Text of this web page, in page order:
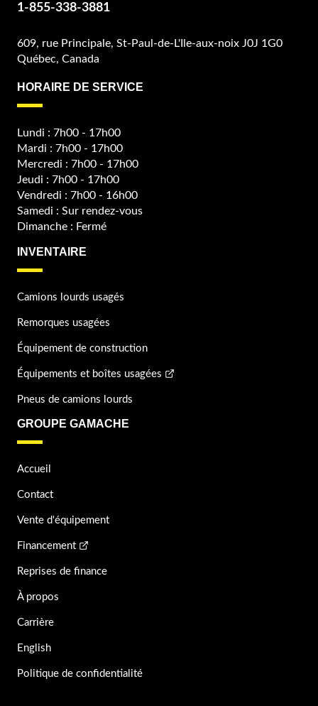
1-855-338-3881
609, rue Principale, St-Paul-de-L'Ile-aux-noix J0J 1G0
Québec, Canada
HORAIRE DE SERVICE
Lundi : 7h00 - 17h00
Mardi : 7h00 - 17h00
Mercredi : 7h00 - 17h00
Jeudi : 7h00 - 17h00
Vendredi : 7h00 - 16h00
Samedi : Sur rendez-vous
Dimanche : Fermé
INVENTAIRE
Camions lourds usagés
Remorques usagées
Équipement de construction
Équipements et boîtes usagées
Pneus de camions lourds
GROUPE GAMACHE
Accueil
Contact
Vente d'équipement
Financement
Reprises de finance
À propos
Carrière
English
Politique de confidentialité